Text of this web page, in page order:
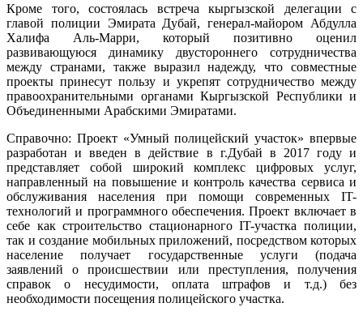
Кроме того, состоялась встреча кыргызской делегации с
главой полиции Эмирата Дубай, генерал-майором Абдулла
Халифа Аль-Марри, который позитивно оценил
развивающуюся динамику двустороннего сотрудничества
между странами, также выразил надежду, что совместные
проекты принесут пользу и укрепят сотрудничество между
правоохранительными органами Кыргызской Республики и
Объединенными Арабскими Эмиратами.
Справочно: Проект «Умный полицейский участок» впервые
разработан и введен в действие в г.Дубай в 2017 году и
представляет собой широкий комплекс цифровых услуг,
направленный на повышение и контроль качества сервиса и
обслуживания населения при помощи современных IT-
технологий и программного обеспечения. Проект включает в
себе как строительство стационарного IT-участка полиции,
так и создание мобильных приложений, посредством которых
население получает государственные услуги (подача
заявлений о происшествии или преступления, получения
справок о несудимости, оплата штрафов и т.д.) без
необходимости посещения полицейского участка.